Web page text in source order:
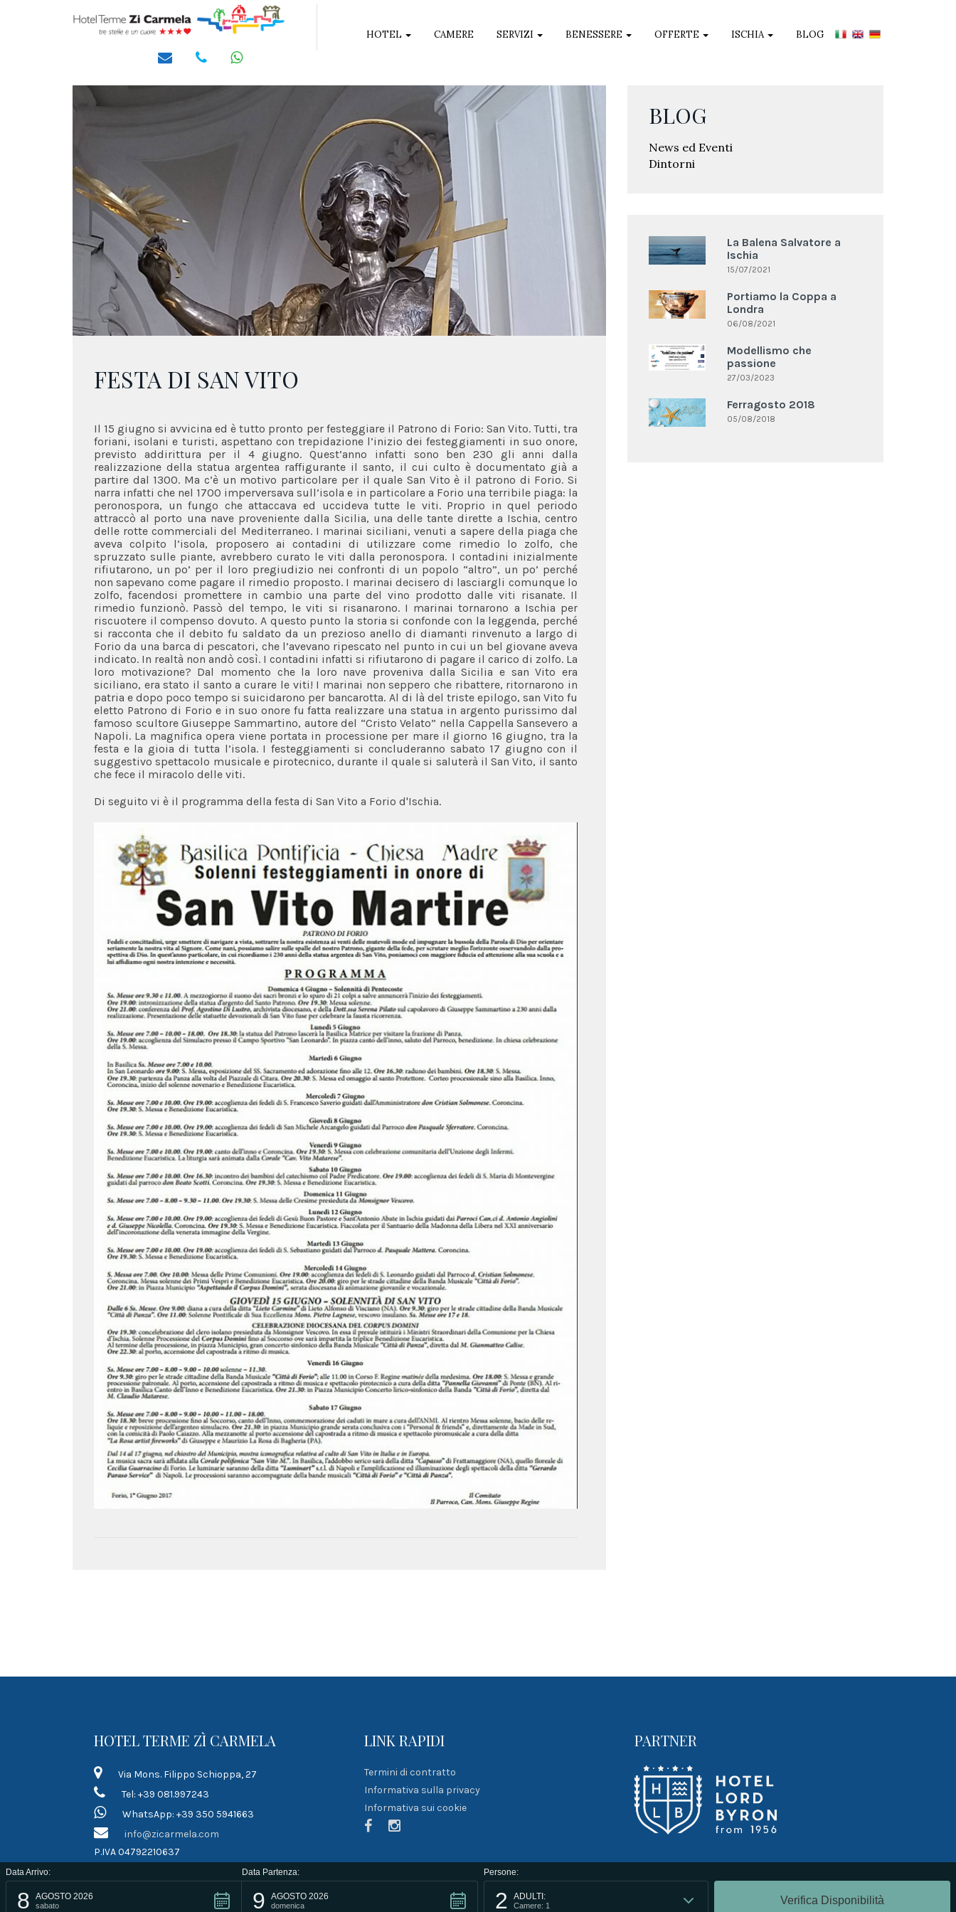
HOTEL CAMERE SERVIZI BENESSERE OFFERTE ISCHIA BLOG
FESTA DI SAN VITO
Il 15 giugno si avvicina ed è tutto pronto per festeggiare il Patrono di Forio: San Vito. Tutti, tra
foriani, isolani e turisti, aspettano con trepidazione l’inizio dei festeggiamenti in suo onore,
previsto addirittura per il 4 giugno. Quest’anno infatti sono ben 230 gli anni dalla
realizzazione della statua argentea raffigurante il santo, il cui culto è documentato già a
partire dal 1300. Ma c’è un motivo particolare per il quale San Vito è il patrono di Forio. Si
narra infatti che nel 1700 imperversava sull’isola e in particolare a Forio una terribile piaga: la
peronospora, un fungo che attaccava ed uccideva tutte le viti. Proprio in quel periodo
attraccò al porto una nave proveniente dalla Sicilia, una delle tante dirette a Ischia, centro
delle rotte commerciali del Mediterraneo. I marinai siciliani, venuti a sapere della piaga che
aveva colpito l’isola, proposero ai contadini di utilizzare come rimedio lo zolfo, che
spruzzato sulle piante, avrebbero curato le viti dalla peronospora. I contadini inizialmente
rifiutarono, un po’ per il loro pregiudizio nei confronti di un popolo “altro”, un po’ perché
non sapevano come pagare il rimedio proposto. I marinai decisero di lasciargli comunque lo
zolfo, facendosi promettere in cambio una parte del vino prodotto dalle viti risanate. Il
rimedio funzionò. Passò del tempo, le viti si risanarono. I marinai tornarono a Ischia per
riscuotere il compenso dovuto. A questo punto la storia si confonde con la leggenda, perché
si racconta che il debito fu saldato da un prezioso anello di diamanti rinvenuto a largo di
Forio da una barca di pescatori, che l’avevano ripescato nel punto in cui un bel giovane aveva
indicato. In realtà non andò così. I contadini infatti si rifiutarono di pagare il carico di zolfo. La
loro motivazione? Dal momento che la loro nave proveniva dalla Sicilia e san Vito era
siciliano, era stato il santo a curare le viti! I marinai non seppero che ribattere, ritornarono in
patria e dopo poco tempo si suicidarono per bancarotta. Al di là del triste epilogo, san Vito fu
eletto Patrono di Forio e in suo onore fu fatta realizzare una statua in argento purissimo dal
famoso scultore Giuseppe Sammartino, autore del “Cristo Velato” nella Cappella Sansevero a
Napoli. La magnifica opera viene portata in processione per mare il giorno 16 giugno, tra la
festa e la gioia di tutta l’isola. I festeggiamenti si concluderanno sabato 17 giugno con il
suggestivo spettacolo musicale e pirotecnico, durante il quale si saluterà il San Vito, il santo
che fece il miracolo delle viti.
Di seguito vi è il programma della festa di San Vito a Forio d'Ischia.
BLOG
News ed Eventi
Dintorni
La Balena Salvatore a
Ischia
15/07/2021
Portiamo la Coppa a
Londra
06/08/2021
Modellismo che
passione
27/03/2023
Ferragosto 2018
05/08/2018
HOTEL TERME ZÌ CARMELA
Via Mons. Filippo Schioppa, 27
Tel: +39 081.997243
WhatsApp: +39 350 5941663
info@zicarmela.com
P.IVA 04792210637
LINK RAPIDI
Termini di contratto
Informativa sulla privacy
Informativa sui cookie
PARTNER
@2021 Developed bySmartlab di Maltese Rosario
Data Arrivo:
8 AGOSTO 2026
sabato
Data Partenza:
9 AGOSTO 2026
domenica
Persone:
2 ADULTI:
Camere: 1